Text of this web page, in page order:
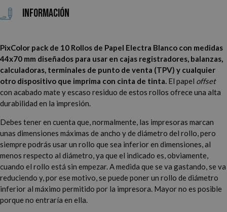
Información
PixColor pack de 10 Rollos de Papel Electra Blanco con medidas
44x70 mm diseñados para usar en cajas registradores, balanzas,
calculadoras, terminales de punto de venta (TPV) y cualquier
otro dispositivo que imprima con cinta de tinta. El papel offset
con acabado mate y escaso residuo de estos rollos ofrece una alta
durabilidad en la impresión.
Debes tener en cuenta que, normalmente, las impresoras marcan
unas dimensiones máximas de ancho y de diámetro del rollo, pero
siempre podrás usar un rollo que sea inferior en dimensiones, al
menos respecto al diámetro, ya que el indicado es, obviamente,
cuando el rollo está sin empezar. A medida que se va gastando, se va
reduciendo y, por ese motivo, se puede poner un rollo de diámetro
inferior al máximo permitido por la impresora. Mayor no es posible
porque no entraría en ella.